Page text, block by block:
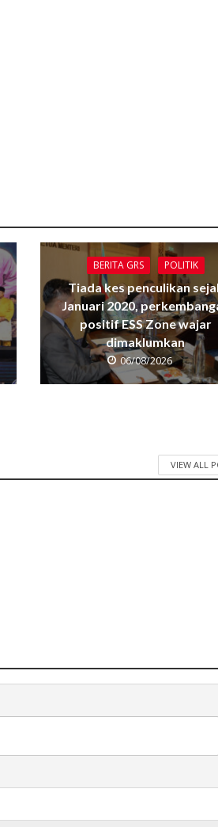
BERITA GRS POLITIK
Tiada kes penculikan
Januari 2020,
positif ESS Zone wajar
dimaklumkan
06/08/2026
VIEW ALL